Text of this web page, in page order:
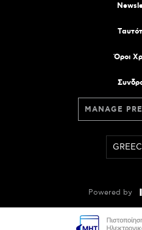
Όροι
MANAGE
Powered by